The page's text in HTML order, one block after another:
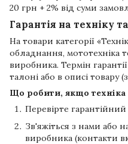
20 грн + 2% від суми
Гарантія на техніку
На товари категорії
обладнання, мототехніка
виробника. Термін
талоні або в описі товару
Що робити, якщо техніка
Перевірте гарантійний
Зв'яжіться з нами або
виробника (контакти